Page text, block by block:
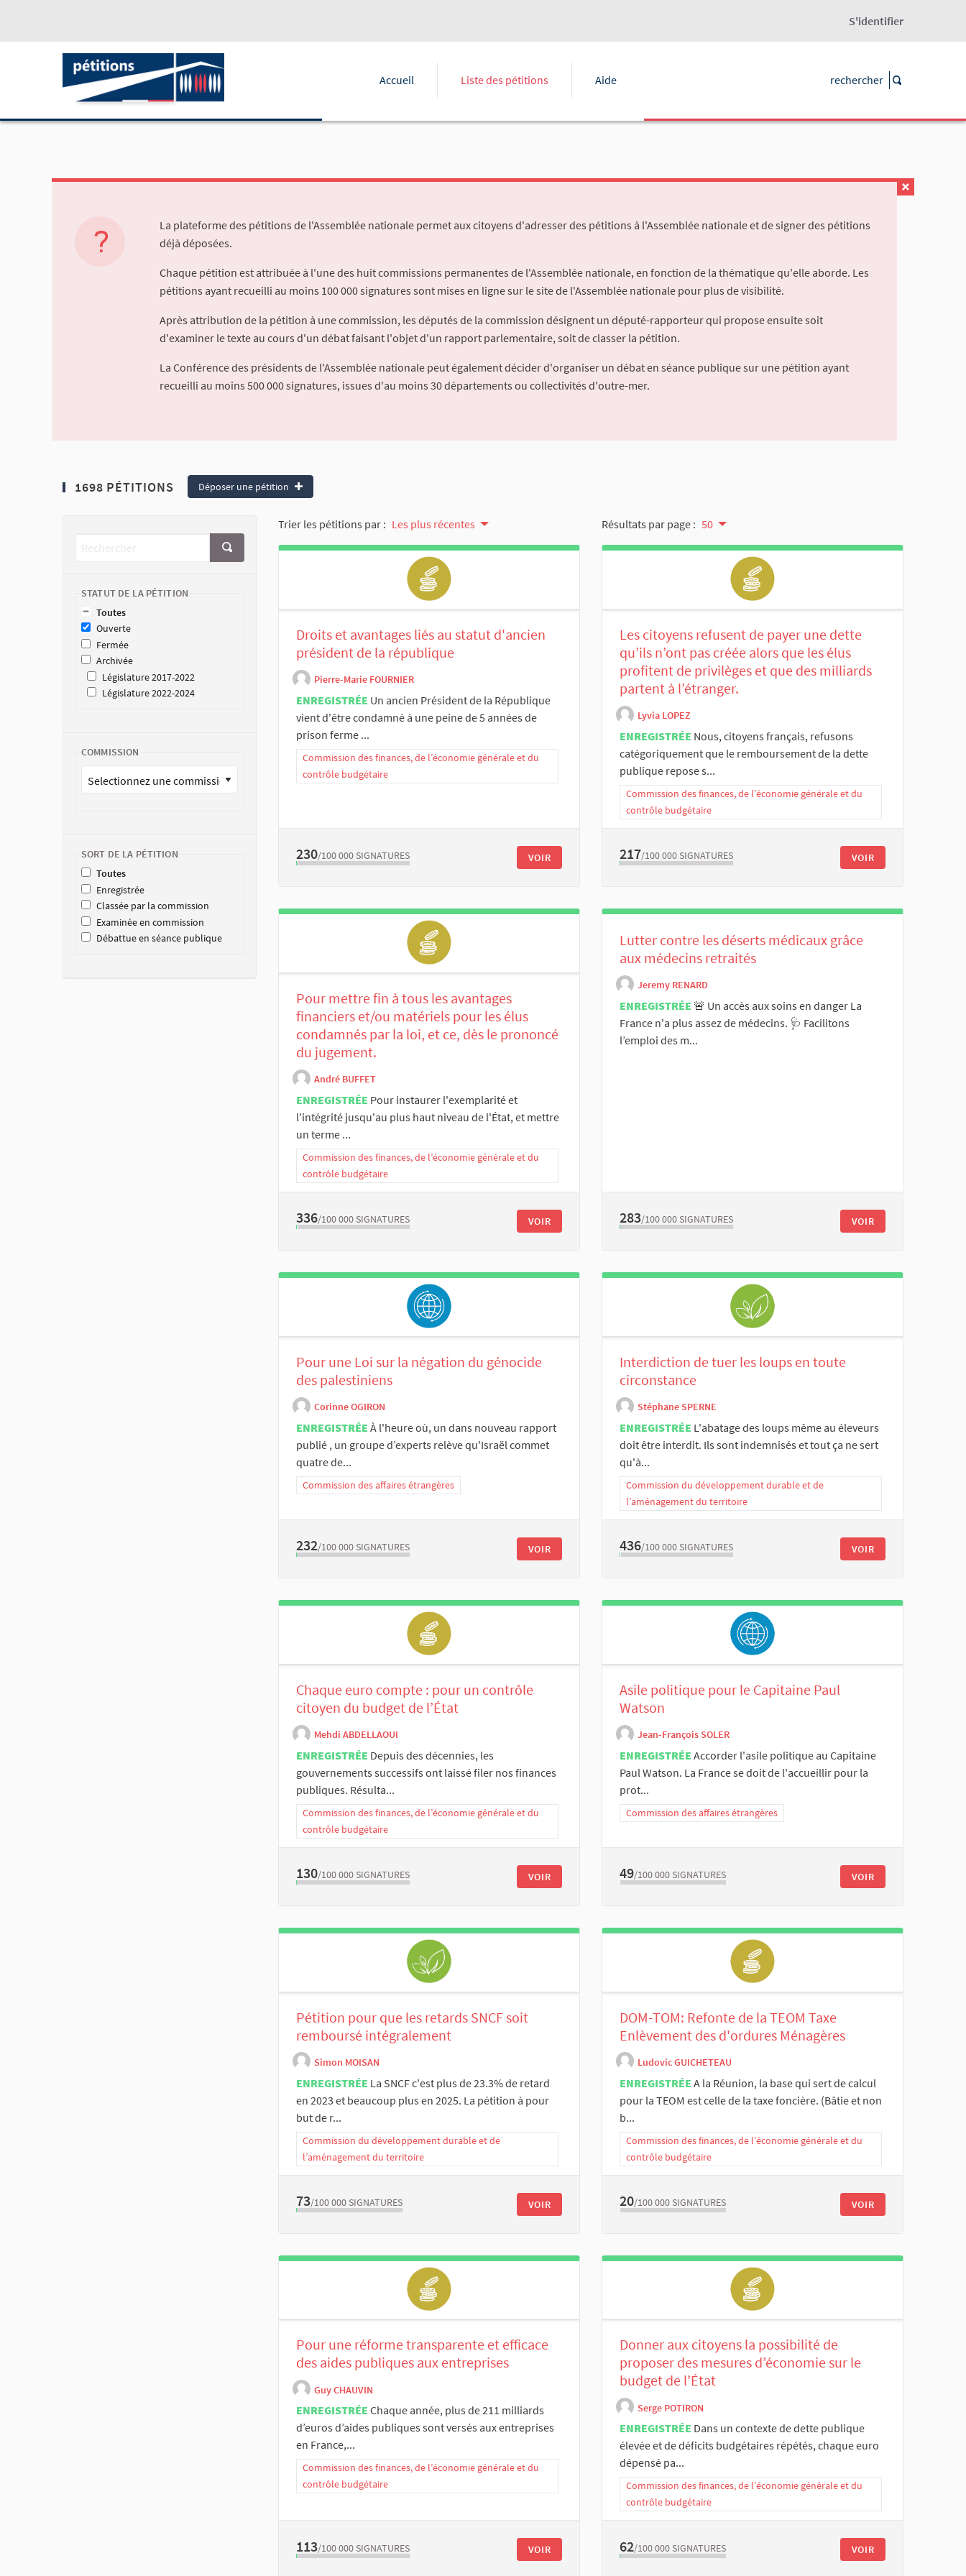
S'identifier
Accueil Liste des pétitions Aide
La plateforme des pétitions de l'Assemblée nationale permet aux citoyens d'adresser des pétitions à l'Assemblée nationale et de signer des pétitions
déjà déposées.
Chaque pétition est attribuée à l'une des huit commissions permanentes de l'Assemblée nationale, en fonction de la thématique qu'elle aborde. Les
pétitions ayant recueilli au moins 100 000 signatures sont mises en ligne sur le site de l'Assemblée nationale pour plus de visibilité.
Après attribution de la pétition à une commission, les députés de la commission désignent un député-rapporteur qui propose ensuite soit
d'examiner le texte au cours d'un débat faisant l'objet d'un rapport parlementaire, soit de classer la pétition.
La Conférence des présidents de l'Assemblée nationale peut également décider d'organiser un débat en séance publique sur une pétition ayant
recueilli au moins 500 000 signatures, issues d'au moins 30 départements ou collectivités d'outre-mer.
1698 PÉTITIONS Déposer une pétition
STATUT DE LA PÉTITION
Toutes
Ouverte
Fermée
Archivée
Législature 2017-2022
Législature 2022-2024
COMMISSION
SORT DE LA PÉTITION
Toutes
Enregistrée
Classée par la commission
Examinée en commission
Débattue en séance publique
Trier les pétitions par : Les plus récentes Résultats par page : 50
Droits et avantages liés au statut d'ancien
président de la république
Pierre-Marie FOURNIER
ENREGISTRÉE Un ancien Président de la République
vient d'être condamné à une peine de 5 années de
prison ferme ...
Commission des finances, de l’économie générale et du
contrôle budgétaire
230/100 000 SIGNATURES VOIR
Les citoyens refusent de payer une dette
qu’ils n’ont pas créée alors que les élus
profitent de privilèges et que des milliards
partent à l’étranger.
Lyvia LOPEZ
ENREGISTRÉE Nous, citoyens français, refusons
catégoriquement que le remboursement de la dette
publique repose s...
Commission des finances, de l’économie générale et du
contrôle budgétaire
217/100 000 SIGNATURES VOIR
Pour mettre fin à tous les avantages
financiers et/ou matériels pour les élus
condamnés par la loi, et ce, dès le prononcé
du jugement.
André BUFFET
ENREGISTRÉE Pour instaurer l'exemplarité et
l'intégrité jusqu'au plus haut niveau de l'État, et mettre
un terme ...
Commission des finances, de l’économie générale et du
contrôle budgétaire
336/100 000 SIGNATURES VOIR
Lutter contre les déserts médicaux grâce
aux médecins retraités
Jeremy RENARD
ENREGISTRÉE 🚨 Un accès aux soins en danger La
France n'a plus assez de médecins. 🩺 Facilitons
l’emploi des m...
283/100 000 SIGNATURES VOIR
Pour une Loi sur la négation du génocide
des palestiniens
Corinne OGIRON
ENREGISTRÉE À l'heure où, un dans nouveau rapport
publié , un groupe d’experts relève qu'Israël commet
quatre de...
Commission des affaires étrangères
232/100 000 SIGNATURES VOIR
Interdiction de tuer les loups en toute
circonstance
Stéphane SPERNE
ENREGISTRÉE L'abatage des loups même au éleveurs
doit être interdit. Ils sont indemnisés et tout ça ne sert
qu'à...
Commission du développement durable et de
l’aménagement du territoire
436/100 000 SIGNATURES VOIR
Chaque euro compte : pour un contrôle
citoyen du budget de l’État
Mehdi ABDELLAOUI
ENREGISTRÉE Depuis des décennies, les
gouvernements successifs ont laissé filer nos finances
publiques. Résulta...
Commission des finances, de l’économie générale et du
contrôle budgétaire
130/100 000 SIGNATURES VOIR
Asile politique pour le Capitaine Paul
Watson
Jean-François SOLER
ENREGISTRÉE Accorder l'asile politique au Capitaine
Paul Watson. La France se doit de l'accueillir pour la
prot...
Commission des affaires étrangères
49/100 000 SIGNATURES VOIR
Pétition pour que les retards SNCF soit
remboursé intégralement
Simon MOISAN
ENREGISTRÉE La SNCF c'est plus de 23.3% de retard
en 2023 et beaucoup plus en 2025. La pétition à pour
but de r...
Commission du développement durable et de
l’aménagement du territoire
73/100 000 SIGNATURES VOIR
DOM-TOM: Refonte de la TEOM Taxe
Enlèvement des d'ordures Ménagères
Ludovic GUICHETEAU
ENREGISTRÉE A la Réunion, la base qui sert de calcul
pour la TEOM est celle de la taxe foncière. (Bâtie et non
b...
Commission des finances, de l’économie générale et du
contrôle budgétaire
20/100 000 SIGNATURES VOIR
Pour une réforme transparente et efficace
des aides publiques aux entreprises
Guy CHAUVIN
ENREGISTRÉE Chaque année, plus de 211 milliards
d’euros d’aides publiques sont versés aux entreprises
en France,...
Commission des finances, de l’économie générale et du
contrôle budgétaire
113/100 000 SIGNATURES VOIR
Donner aux citoyens la possibilité de
proposer des mesures d’économie sur le
budget de l’État
Serge POTIRON
ENREGISTRÉE Dans un contexte de dette publique
élevée et de déficits budgétaires répétés, chaque euro
dépensé pa...
Commission des finances, de l’économie générale et du
contrôle budgétaire
62/100 000 SIGNATURES VOIR